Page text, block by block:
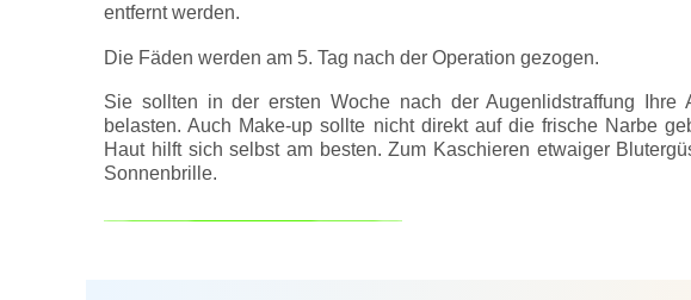
entfernt werden.
Die Fäden werden am 5. Tag nach der Operation gezogen.
Sie sollten in der ersten Woche nach der Augenlidstraffung Ihre
belasten. Auch Make-up sollte nicht direkt auf die frische Narbe
Haut hilft sich selbst am besten. Zum Kaschieren etwaiger
Sonnenbrille.